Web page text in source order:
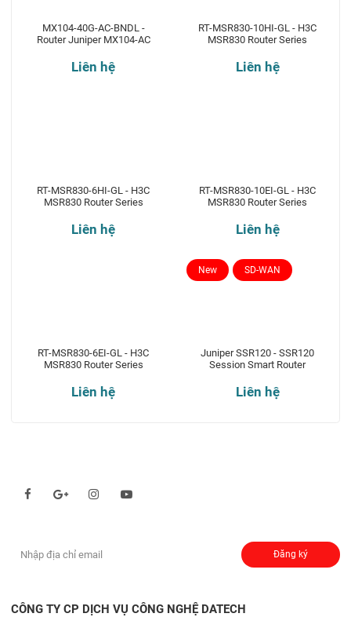
MX104-40G-AC-BNDL -
Router Juniper MX104-AC
Liên hệ
RT-MSR830-10HI-GL - H3C
MSR830 Router Series
Liên hệ
RT-MSR830-6HI-GL - H3C
MSR830 Router Series
Liên hệ
RT-MSR830-10EI-GL - H3C
MSR830 Router Series
Liên hệ
RT-MSR830-6EI-GL - H3C
MSR830 Router Series
Liên hệ
Juniper SSR120 - SSR120
Session Smart Router
Liên hệ
New SD-WAN
Đăng ký
CÔNG TY CP DỊCH VỤ CÔNG NGHỆ DATECH